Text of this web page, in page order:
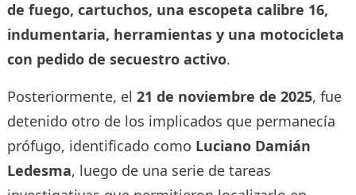
de fuego, cartuchos, una escopeta calibre 16,
indumentaria, herramientas y una motocicleta
con pedido de secuestro activo.
Posteriormente, el 21 de noviembre de 2025, fue
detenido otro de los implicados que permanecía
prófugo, identificado como Luciano Damián
Ledesma, luego de una serie de tareas